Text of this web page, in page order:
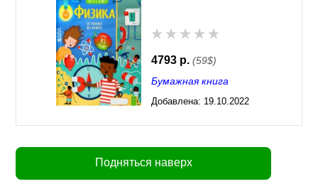
4793 р. (59$)
Бумажная книга
Добавлена: 19.10.2022
Подняться наверх